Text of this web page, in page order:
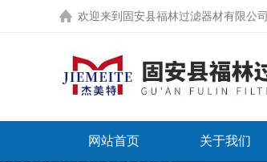
欢迎来到 固安县福林过滤器材有限公
网站首页 关于我们